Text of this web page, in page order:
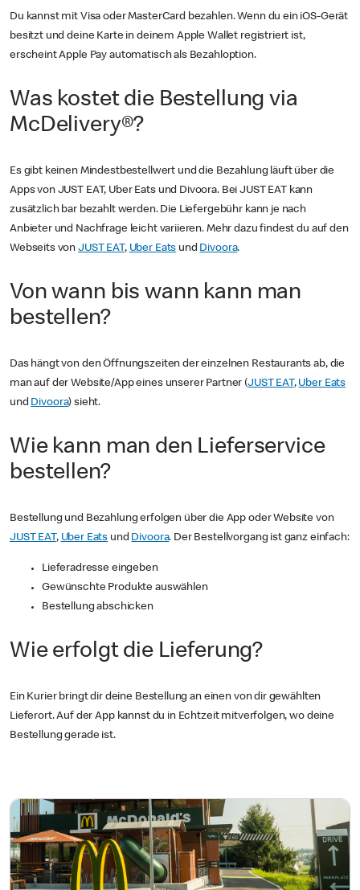
Du kannst mit Visa oder MasterCard bezahlen. Wenn du ein iOS-Gerät
besitzt und deine Karte in deinem Apple Wallet registriert ist,
erscheint Apple Pay automatisch als Bezahloption.
Was kostet die Bestellung via
McDelivery®?
Es gibt keinen Mindestbestellwert und die Bezahlung läuft über die
Apps von JUST EAT, Uber Eats und Divoora. Bei JUST EAT kann
zusätzlich bar bezahlt werden. Die Liefergebühr kann je nach
Anbieter und Nachfrage leicht variieren. Mehr dazu findest du auf den
Webseits vonJUST EAT, Uber Eats und Divoora.
Von wann bis wann kann man
bestellen?
Das hängt von den Öffnungszeiten der einzelnen Restaurants ab, die
man auf der Website/App eines unserer Partner (JUST EAT, Uber Eats
und Divoora) sieht.
Wie kann man den Lieferservice
bestellen?
Bestellung und Bezahlung erfolgen über die App oder Website von
JUST EAT, Uber Eats und Divoora. Der Bestellvorgang ist ganz einfach:
Lieferadresse eingeben
Gewünschte Produkte auswählen
Bestellung abschicken
Wie erfolgt die Lieferung?
Ein Kurier bringt dir deine Bestellung an einen von dir gewählten
Lieferort. Auf der App kannst du in Echtzeit mitverfolgen, wo deine
Bestellung gerade ist.